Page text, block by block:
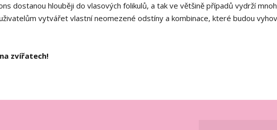
dostanou hlouběji do vlasových folikulů, a tak ve většině případů vydrží
vytvářet vlastní neomezené odstíny a kombinace, které budou
zvířatech!